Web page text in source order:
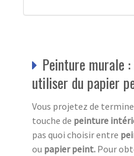
Peinture murale
utiliser du papier
Vous projetez de
touche de peinture
pas quoi choisir entre
ou papier peint. Pour